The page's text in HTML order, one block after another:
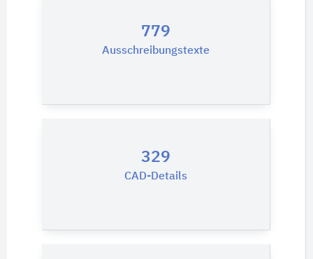
779
Ausschreibungstexte
329
CAD-Details